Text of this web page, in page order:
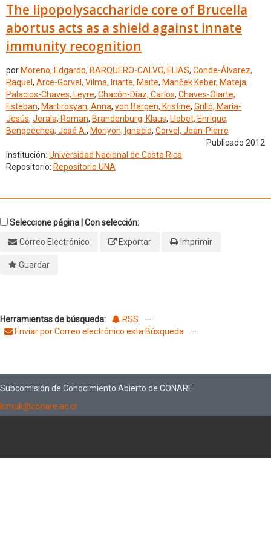
The lipopolysaccharide core of Brucella
abortus acts as a shield against innate
immunity recognition
por Moreno, Edgardo, BARQUERO-CALVO, ELIAS, Conde-Álvarez,
Raquel , Arce-Gorvel, Vilma, Iriarte, Maite, Manček Keber, Mateja,
Palacios-Chaves, Leyre, Chacón-Díaz, Carlos, Chaves-Olarte,
Esteban, Martirosyan, Anna, von Bargen, Kristine, Grilló, María-
Jesús, Jerala, Roman, Brandenburg, Klaus, Llobet, Enrique,
Bengoechea, José A., Moriyon, Ignacio, Gorvel, Jean-Pierre
Publicado 2012
Institución: Universidad Nacional de Costa Rica
Repositorio: Repositorio UNA
Seleccione página | Con selección:
Correo Electrónico
Exportar Imprimir
Guardar
Herramientas de búsqueda: RSS
—
Enviar por Correo electrónico esta Búsqueda
—
Subcomisión de Conocimiento Abierto de CONARE
kimuk@conare.ac.cr